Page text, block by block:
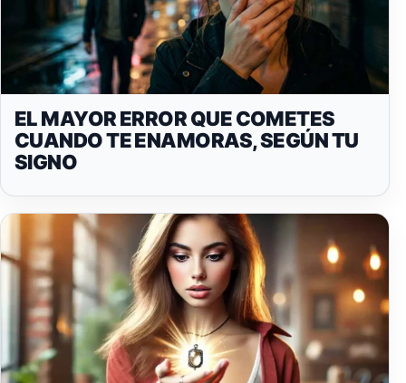
EL MAYOR ERROR QUE COMETES
CUANDO TE ENAMORAS, SEGÚN TU
SIGNO